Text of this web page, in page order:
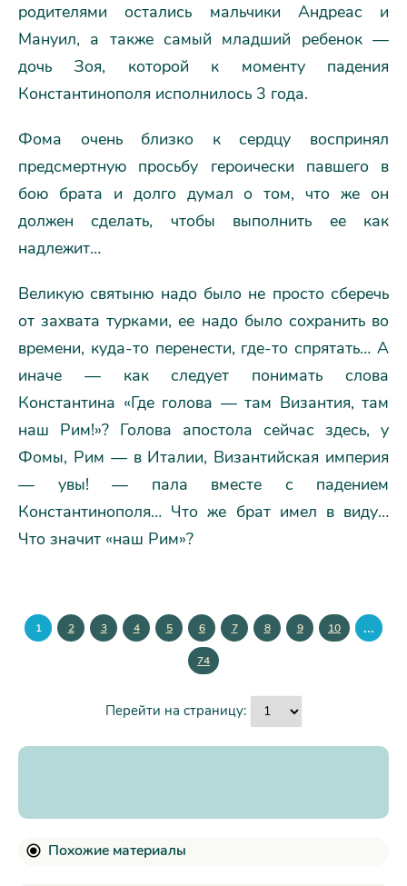
родителями остались мальчики Андреас и
Мануил, а также самый младший ребенок —
дочь Зоя, которой к моменту падения
Константинополя исполнилось 3 года.
Фома очень близко к сердцу воспринял
предсмертную просьбу героически павшего в
бою брата и долго думал о том, что же он
должен сделать, чтобы выполнить ее как
надлежит…
Великую святыню надо было не просто сберечь
от захвата турками, ее надо было сохранить во
времени, куда-то перенести, где-то спрятать… А
иначе — как следует понимать слова
Константина «Где голова — там Византия, там
наш Рим!»? Голова апостола сейчас здесь, у
Фомы, Рим — в Италии, Византийская империя
— увы! — пала вместе с падением
Константинополя… Что же брат имел в виду…
Что значит «наш Рим»?
1 2 3 4 5 6 7 8 9 10 ...
74
Перейти на страницу:
Похожие материалы